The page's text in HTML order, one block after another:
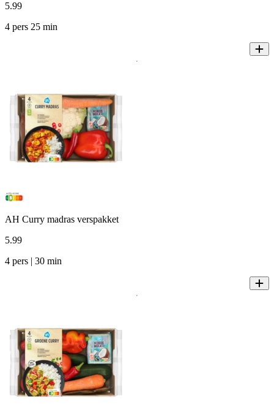
5.99
4 pers 25 min
AH Curry madras verspakket
5.99
4 pers | 30 min